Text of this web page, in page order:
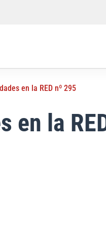
en la RED nº 295
en la